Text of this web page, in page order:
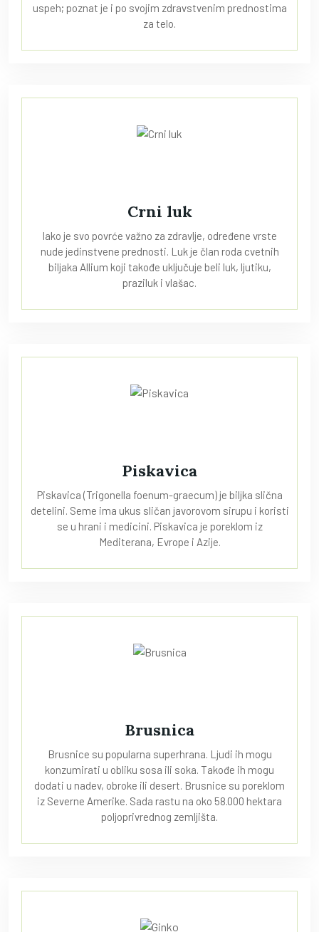
uspeh; poznat je i po svojim zdravstvenim prednostima
za telo.
Crni luk
Iako je svo povrće važno za zdravlje, određene vrste
nude jedinstvene prednosti. Luk je član roda cvetnih
biljaka Allium koji takođe uključuje beli luk, ljutiku,
praziluk i vlašac.
Piskavica
Piskavica (Trigonella foenum-graecum) je biljka slična
detelini. Seme ima ukus sličan javorovom sirupu i koristi
se u hrani i medicini. Piskavica je poreklom iz
Mediterana, Evrope i Azije.
Brusnica
Brusnice su popularna superhrana. Ljudi ih mogu
konzumirati u obliku sosa ili soka. Takođe ih mogu
dodati u nadev, obroke ili desert. Brusnice su poreklom
iz Severne Amerike. Sada rastu na oko 58.000 hektara
poljoprivrednog zemljišta.